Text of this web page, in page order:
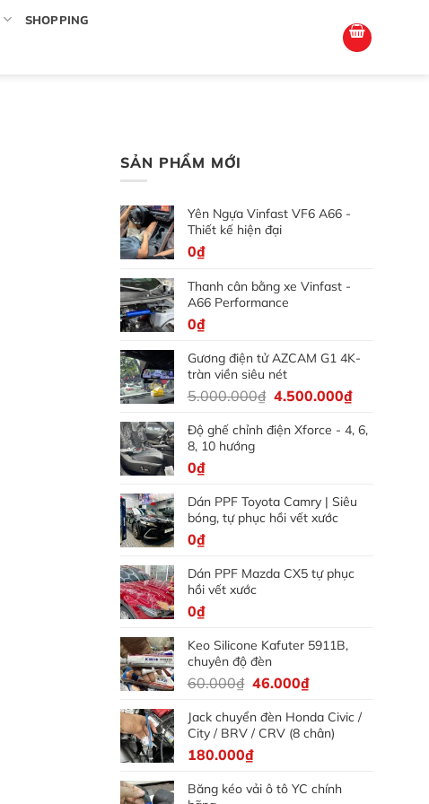
SHOPPING
SẢN PHẨM MỚI
Yên Ngựa Vinfast VF6 A66 -
Thiết kế hiện đại
0₫
Thanh cân bằng xe Vinfast -
A66 Performance
0₫
Gương điện tử AZCAM G1 4K-
tràn viền siêu nét
5.000.000₫ Giá
là:
4.500.000₫Giá
tại
Độ ghế chỉnh điện Xforce - 4, 6,
8, 10 hướng
0₫
Dán PPF Toyota Camry | Siêu
bóng, tự phục hồi vết xước
0₫
Dán PPF Mazda CX5 tự phục
hồi vết xước
0₫
Keo Silicone Kafuter 5911B,
chuyên độ đèn
60.000₫ Giá
là:
60.000₫.
46.000₫Giá
tại
là:
Jack chuyển đèn Honda Civic /
City / BRV / CRV (8 chân)
180.000₫
Băng kéo vải ô tô YC chính